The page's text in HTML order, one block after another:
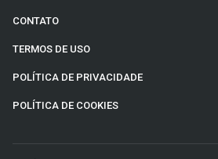
CONTATO
TERMOS DE USO
POLÍTICA DE PRIVACIDADE
POLÍTICA DE COOKIES